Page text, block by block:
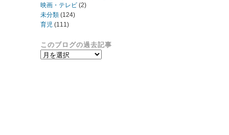
映画・テレビ(2)
未分類(124)
育児(111)
このブログの過去記事